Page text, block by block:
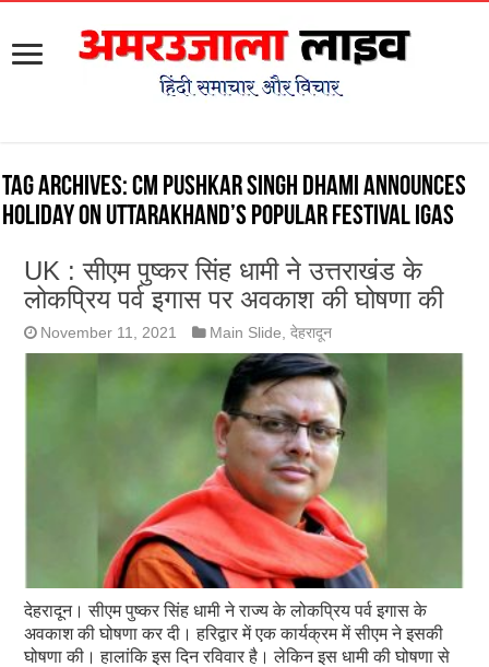
Tag Archives:CM Pushkar Singh Dhami announces
holiday on Uttarakhand’s popular festival Igas
UK : सीएम पुष्कर सिंह धामी ने उत्तराखंड के
लोकप्रिय पर्व इगास पर अवकाश की घोषणा की
November 11, 2021 Main Slide ,देहरादून
देहरादून। सीएम पुष्कर सिंह धामी ने राज्य के लोकप्रिय पर्व इगास के
अवकाश की घोषणा कर दी। हरिद्वार में एक कार्यक्रम में सीएम ने इसकी
घोषणा की। हालांकि इस दिन रविवार है। लेकिन इस धामी की घोषणा से